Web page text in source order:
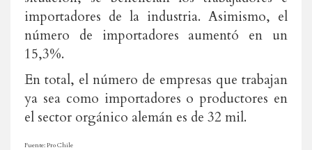
importadores de la industria. Asimismo, el
número de importadores aumentó en un
15,3%.
En total, el número de empresas que trabajan
ya sea como importadores o productores en
el sector orgánico alemán es de 32 mil.
Fuente: Pro Chile